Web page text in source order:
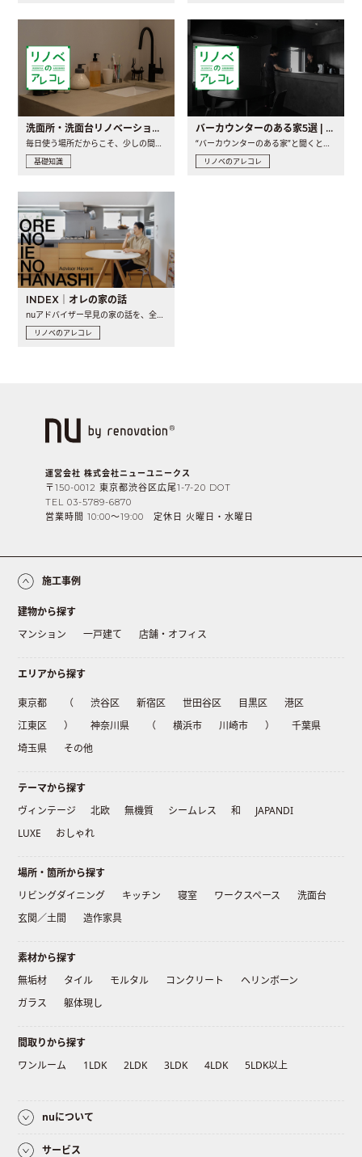
洗面所・洗面台リノベーションの事例と間取りアイデア
基礎知識
バーカウンターのある家5選 | 日常に馴染む“距離の近い”キッチンとは
リノベのアレコレ
INDEX｜オレの家の話
nuアドバイザー早見の家の話を、全4話でお届け。リノベーションを..
リノベのアレコレ
運営会社 株式会社ニューユニークス
〒150-0012 東京都渋谷区広尾1-7-20 DOT
TEL 03-5789-6870
営業時間 10:00〜19:00 定休日 火曜日・水曜日
施工事例
建物から探す
マンション
一戸建て 店舗・オフィス
エリアから探す
東京都 （ 渋谷区 新宿区 世田谷区 目黒区
港区
江東区
） 神奈川県 （ 横浜市 川崎市 ）
千葉県
埼玉県
その他
テーマから探す
ヴィンテージ
北欧 無機質 シームレス 和
JAPANDI
LUXE
おしゃれ
場所・箇所から探す
リビングダイニング
キッチン 寝室 ワークスペース
洗面台
玄関／土間
造作家具
素材から探す
無垢材
タイル モルタル コンクリート
ヘリンボーン
ガラス
躯体現し
間取りから探す
ワンルーム
1LDK 2LDK 3LDK 4LDK 5LDK以上
nuについて
サービス